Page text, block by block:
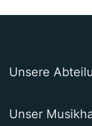
Unsere
Unser